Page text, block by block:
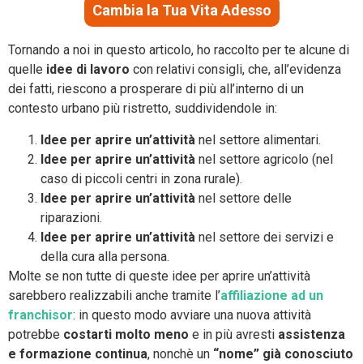
Cambia la Tua Vita Adesso
Tornando a noi in questo articolo, ho raccolto per te alcune di
quelle idee di lavoro con relativi consigli, che, all’evidenza
dei fatti, riescono a prosperare di più all’interno di un
contesto urbano più ristretto, suddividendole in:
Idee per aprire un’attività nel settore alimentari.
Idee per aprire un’attività nel settore agricolo (nel
caso di piccoli centri in zona rurale).
Idee per aprire un’attività nel settore delle
riparazioni.
Idee per aprire un’attività nel settore dei servizi e
della cura alla persona.
Molte se non tutte di queste idee per aprire un’attività
sarebbero realizzabili anche tramite l’affiliazione ad un
franchisor: in questo modo avviare una nuova attività
potrebbe costarti molto meno e in più avresti assistenza
e formazione continua, nonchè un “nome” già conosciuto